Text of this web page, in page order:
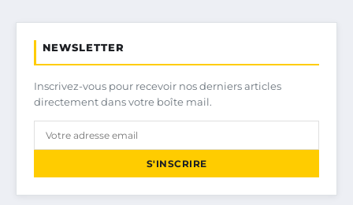
NEWSLETTER
Inscrivez-vous pour recevoir nos derniers articles
directement dans votre boîte mail.
S'INSCRIRE